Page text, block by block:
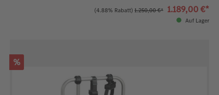
(4.88% Rabatt) 1.250,00 €* 1.189,00 €*
Auf Lager
Rabatt
%